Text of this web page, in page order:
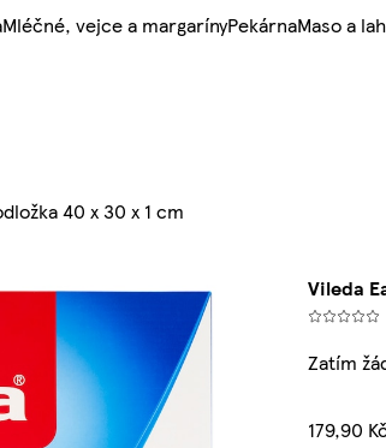
Mléčné, vejce a margarínyPekárnaMaso a
40 x 30 x 1 cm
Vileda
Zatím
179,90 Kč